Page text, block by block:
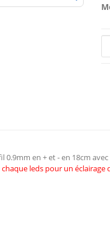
0.9mm en + et - en 18cm
leds pour un